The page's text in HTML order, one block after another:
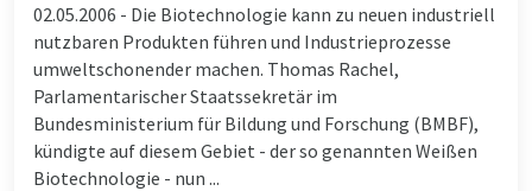
02.05.2006 - Die Biotechnologie kann zu neuen industriell
nutzbaren Produkten führen und Industrieprozesse
umweltschonender machen. Thomas Rachel,
Parlamentarischer Staatssekretär im
Bundesministerium für Bildung und Forschung (BMBF),
kündigte auf diesem Gebiet - der so genannten Weißen
Biotechnologie - nun ...